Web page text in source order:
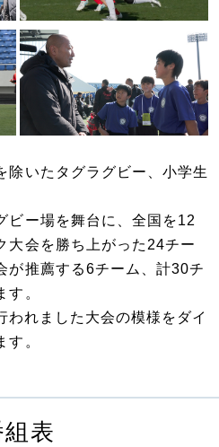
除いたタグラグビー、小学生
ビー場を舞台に、全国を12
大会を勝ち上がった24チー
が推薦する6チーム、計30チ
す。
れました大会の模様をダイ
す。
組表